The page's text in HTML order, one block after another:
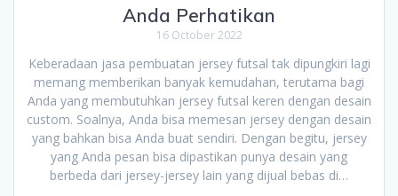
Anda Perhatikan
16 October 2022
Keberadaan jasa pembuatan jersey futsal tak dipungkiri lagi
memang memberikan banyak kemudahan, terutama bagi
Anda yang membutuhkan jersey futsal keren dengan desain
custom. Soalnya, Anda bisa memesan jersey dengan desain
yang bahkan bisa Anda buat sendiri. Dengan begitu, jersey
yang Anda pesan bisa dipastikan punya desain yang
berbeda dari jersey-jersey lain yang dijual bebas di…